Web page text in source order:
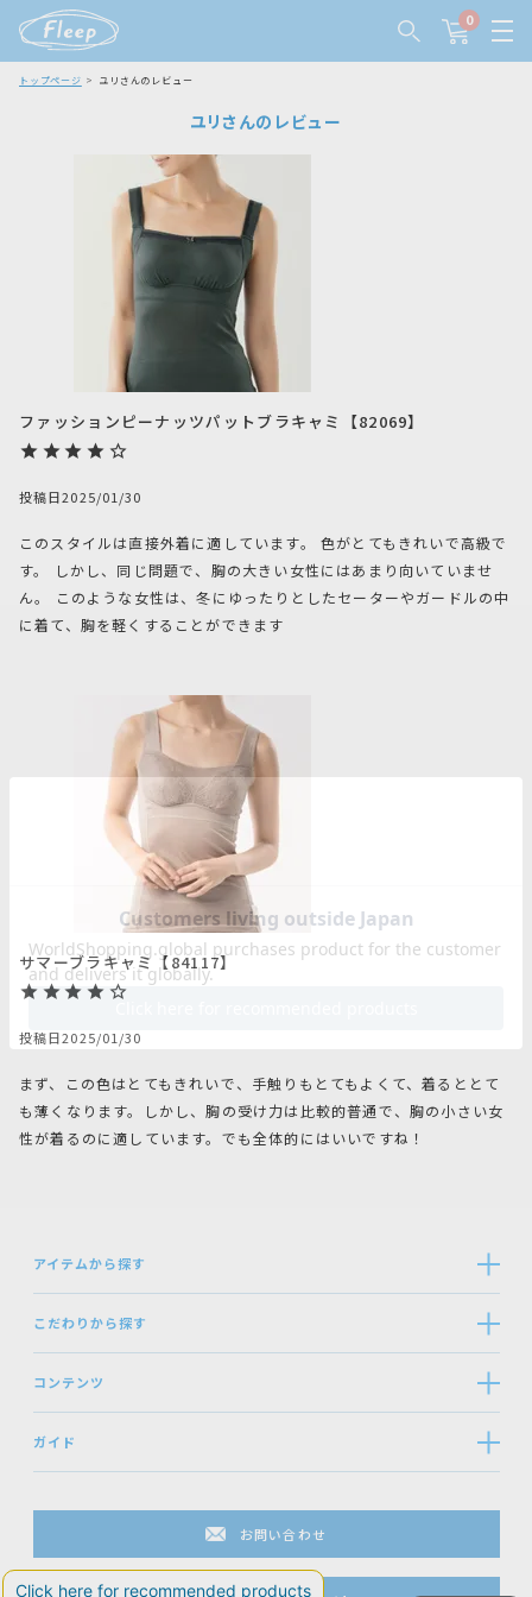
0
トップページ ユリさんのレビュー
ユリさんのレビュー
ファッションピーナッツパットブラキャミ【82069】
投稿日2025/01/30
このスタイルは直接外着に適しています。 色がとてもきれいで高級で
す。 しかし、同じ問題で、胸の大きい女性にはあまり向いていませ
ん。 このような女性は、冬にゆったりとしたセーターやガードルの中
に着て、胸を軽くすることができます
サマーブラキャミ【84117】
投稿日2025/01/30
まず、この色はとてもきれいで、手触りもとてもよくて、着るととて
も薄くなります。しかし、胸の受け力は比較的普通で、胸の小さい女
性が着るのに適しています。でも全体的にはいいですね！
アイテムから探す
こだわりから探す
コンテンツ
ガイド
お問い合わせ